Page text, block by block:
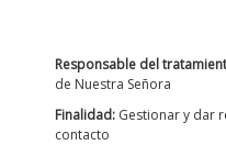
Responsable del
de Nuestra Señora
Finalidad: Gestionar y dar
contacto